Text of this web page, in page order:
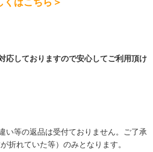
くはこちら＞
応しておりますので安心してご利用頂け
い等の返品は受付ておりません。ご了承
折れていた等）のみとなります。